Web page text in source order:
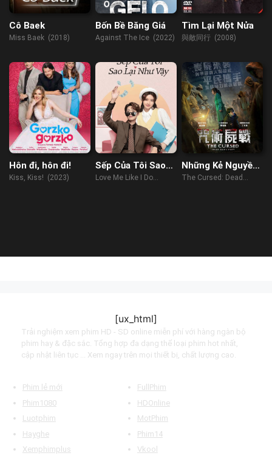
Cô Baek
Miss Baek (2018)
Bốn Bề Băng Giá
Against The Ice (2022)
Tìm Lại Một Nửa
與敵同行 (2008)
Hôn đi, hôn đi!
Kiss, Kiss! (2023)
Sếp Của Tôi Sao
Lại Như Vậy
Love Me Like I Do
Những Kẻ Nguyền
Rủa
The Cursed: Dead